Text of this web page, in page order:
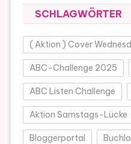
SCHLAGWÖRTER
( Aktion ) Cover
ABC-Challenge 2025
ABC Listen Challenge
Aktion Samstags-Lücke
Bloggerportal